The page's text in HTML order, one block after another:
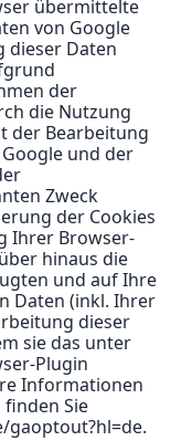
übermittelte
von Google
dieser Daten
der
die Nutzung
der Bearbeitung
und der
Zweck
der Cookies
Ihrer Browser-
hinaus die
und auf Ihre
Daten (inkl. Ihrer
dieser
sie das unter
Plugin
Informationen
Sie
gaoptout?hl=de.